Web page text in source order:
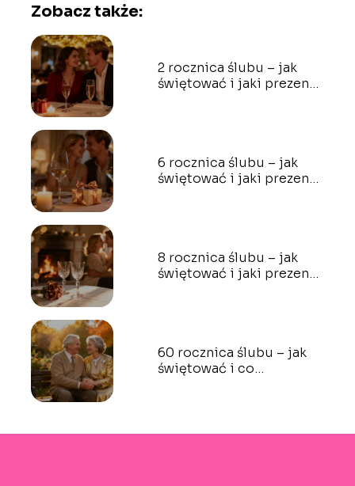
Zobacz także:
2 rocznica ślubu – jak
świętować i jaki prezent
6 rocznica ślubu – jak
świętować i jaki prezent
8 rocznica ślubu – jak
świętować i jaki prezent
60 rocznica ślubu – jak
świętować i co